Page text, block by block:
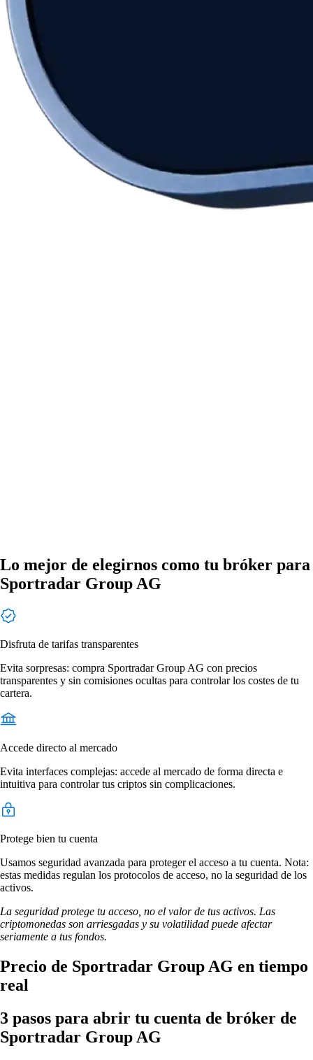
Lo mejor de elegirnos como tu bróker para
Sportradar Group AG
Disfruta de tarifas transparentes
Evita sorpresas: compra Sportradar Group AG con precios
transparentes y sin comisiones ocultas para controlar los costes de tu
cartera.
Accede directo al mercado
Evita interfaces complejas: accede al mercado de forma directa e
intuitiva para controlar tus criptos sin complicaciones.
Protege bien tu cuenta
Usamos seguridad avanzada para proteger el acceso a tu cuenta. Nota:
estas medidas regulan los protocolos de acceso, no la seguridad de los
activos.
La seguridad protege tu acceso, no el valor de tus activos. Las
criptomonedas son arriesgadas y su volatilidad puede afectar
seriamente a tus fondos.
Precio de Sportradar Group AG en tiempo
real
3 pasos para abrir tu cuenta de bróker de
Sportradar Group AG